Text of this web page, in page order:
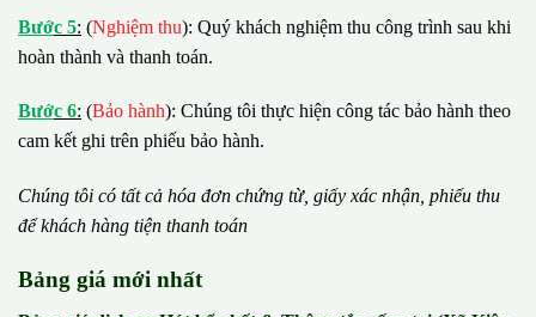
Bước 5: (Nghiệm thu): Quý khách nghiệm thu công trình sau khi
hoàn thành và thanh toán.
Bước 6: (Bảo hành): Chúng tôi thực hiện công tác bảo hành theo
cam kết ghi trên phiếu bảo hành.
Chúng tôi có tất cả hóa đơn chứng từ, giấy xác nhận, phiếu thu
đểkhách hàng tiện thanh toán
Bảng giá mới nhất